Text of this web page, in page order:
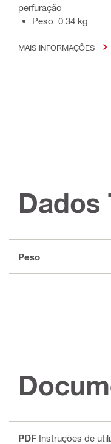
perfuração
Peso: 0.34 kg
MAIS INFORMAÇÕES
Dados
Peso
PDF Instruções de